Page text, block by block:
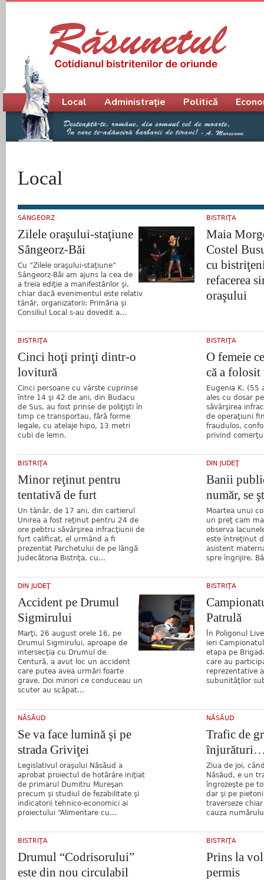
Local
SÂNGEORZ
Zilele oraşului-staţiune
Sângeorz-Băi
Cu “Zilele oraşului-staţiune”
Sângeorz-Băi am ajuns la cea de
a treia ediţie a manifestărilor şi,
chiar dacă evenimentul este relativ
tânăr, organizatorii: Primăria şi
Consiliul Local s-au dovedit a...
BISTRIŢA
Maia
Costel
cu
refacerea
oraşului
BISTRIŢA
Cinci hoţi prinţi dintr-o
lovitură
Cinci persoane cu vârste cuprinse
între 14 şi 42 de ani, din Budacu
de Sus, au fost prinse de poliţişti în
timp ce transportau, fără forme
legale, cu atelaje hipo, 13 metri
cubi de lemn.
BISTRIŢA
O femeie
că a folosit
Eugenia K. (55
ales cu dosar
săvârşirea
de operaţiuni
fraudulos,
privind
BISTRIŢA
Minor reţinut pentru
tentativă de furt
Un tânăr, de 17 ani, din cartierul
Unirea a fost reţinut pentru 24 de
ore pebtru săvârşirea infracţiunii de
furt calificat, el urmând a fi
prezentat Parchetului de pe lângă
Judecătoria Bistriţa, cu...
DIN JUDEŢ
Banii
număr, se
Moartea unui
un preţ cam
observa
este întreţinut
asistent
spre îngrijire.
DIN JUDEŢ
Accident pe Drumul
Sigmirului
Marţi, 26 august orele 16, pe
Drumul Sigmirului, aproape de
intersecţia cu Drumul de
Centură, a avut loc un accident
care putea avea urmări foarte
grave. Doi minori ce conduceau un
scuter au scăpat...
BISTRIŢA
Patrulă
În Poligonul
ieri
etapa pe
care au
reprezentative
subunităţilor
NĂSĂUD
Se va face lumină şi pe
strada Griviţei
Legislativul oraşului Năsăud a
aprobat proiectul de hotărâre iniţiat
de primarul Dumitru Mureşan
precum şi studiul de fezabilitate şi
indicatorii tehnico-economici ai
proiectului “Alimentare cu...
NĂSĂUD
Trafic de
Ziua de joi,
Năsăud, e un
îngrozeşte pe
dar şi pe
traverseze
cauza
BISTRIŢA
Drumul “Codrisorului”
este din nou circulabil
BISTRIŢA
Prins la
permis
Meniu principal
Local Administrație Politică